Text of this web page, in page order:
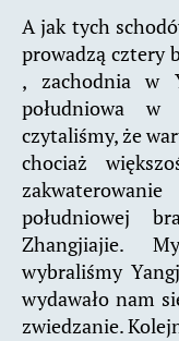
A jak tych
prowadzą cztery
, zachodnia w
południowa w
czytaliśmy, że
chociaż
południowej
Zhangjiajie.
wybraliśmy
wydawało nam
zwiedzanie.